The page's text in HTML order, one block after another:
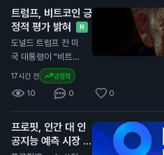
다는 의도를 밝혔습니
다. 새로운 규정은 내
년부터 시행될 예정입
니다. 일반 투자자에
거래가 늦어질 수 있
어, 자산 관리에 주의
해외 거래를 계획 중
인 투자자들은 이 점
을 고려해야 합니다.
국 노동부의 데이터에
따르면 실업률은 4.
1%로 소폭 감소했습
니다. 경제 전문가들
은 85,000개의 일자
리 증가를 예상했으
나, 실제로는 감소했
습니다. 이는 연방준
비제도(Fed)가 금리
인상 여부를 결정하는
데 중요한 영향을 미
트럼프, 비트코인 긍
정적 평가 밝혀
N
도널드 트럼프 전 미
국 대통령이 "비트코
인은 큰 일이다. 사람
들이 비트코인으로 결
제하고 있다. 이는 달
러에 대한 압박을 줄
인다. 우리나라에 좋
은 일이다"라고 말했
17시간 전 긍정적
10 0 0
프로핏, 인간 대 인
공지능 예측 시장 출